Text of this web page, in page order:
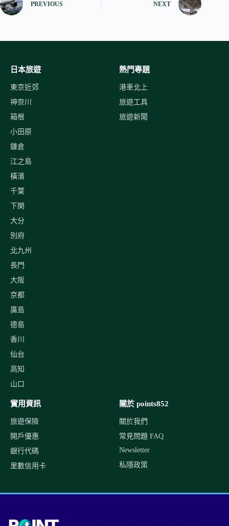
PREVIOUS NEXT
日本旅遊
東京近郊
神奈川
箱根
小田原
鎌倉
江之島
橫濱
千葉
下関
大分
別府
北九州
長門
大阪
京都
廣島
德島
香川
仙台
高知
山口
熱門專題
港車北上
旅遊工具
旅遊新聞
實用資訊
旅遊保險
開戶優惠
銀行代碼
里數信用卡
關於 points852
關於我們
常見問題 FAQ
Newsletter
私隱政策